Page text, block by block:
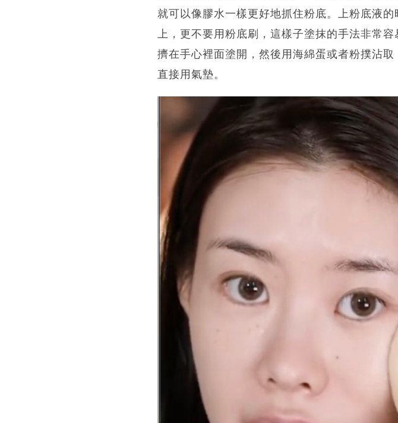
就可以像膠水一樣更好地抓住粉底。上粉底液
上，更不要用粉底刷，這樣子塗抹的手法非常
擠在手心裡面塗開，然後用海綿蛋或者粉撲沾
直接用氣墊。